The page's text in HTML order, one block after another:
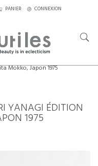
PANIER CONNEXION
Mokko, Japon 1975
YANAGI ÉDITION
1975